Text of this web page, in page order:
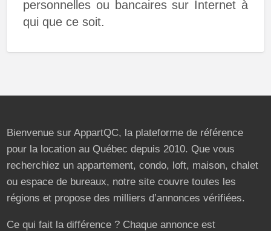
personnelles ou bancaires sur Internet à
qui que ce soit.
Bienvenue sur AppartQC, la plateforme de référence
pour la location au Québec depuis 2010. Que vous
recherchiez un appartement, condo, loft, maison, chalet
ou espace de bureaux, notre site couvre toutes les
régions et propose des milliers d’annonces vérifiées.
Ce qui fait la différence ? Chaque annonce est